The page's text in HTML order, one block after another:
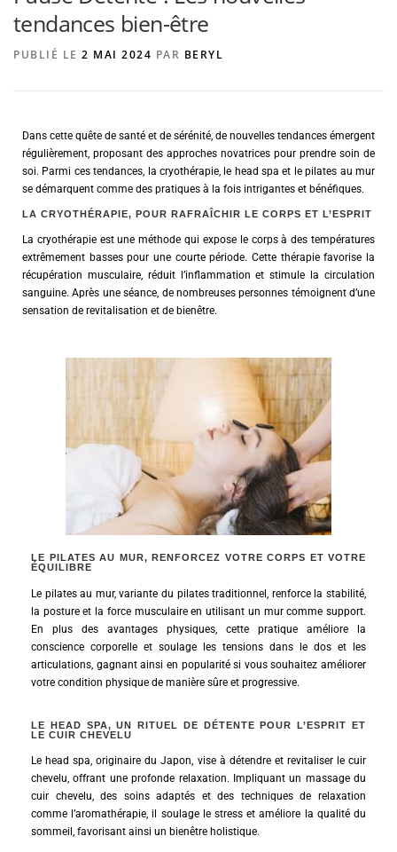
AGENCE DE PUBLICITÉ
tendances bien-être
PUBLIÉ LE 2 MAI 2024 PAR BERYL
Dans cette quête de santé et de sérénité, de nouvelles tendances émergent
régulièrement, proposant des approches novatrices pour prendre soin de
soi. Parmi ces tendances, la cryothérapie, le head spa et le pilates au mur
se démarquent comme des pratiques à la fois intrigantes et bénéfiques.
LA CRYOTHÉRAPIE, POUR RAFRAÎCHIR LE CORPS ET L’ESPRIT
La cryothérapie est une méthode qui expose le corps à des températures
extrêmement basses pour une courte période. Cette thérapie favorise la
récupération musculaire, réduit l’inflammation et stimule la circulation
sanguine. Après une séance, de nombreuses personnes témoignent d’une
sensation de revitalisation et de bienêtre.
LE PILATES AU MUR, RENFORCEZ VOTRE CORPS ET VOTRE
ÉQUILIBRE
Le pilates au mur, variante du pilates traditionnel, renforce la stabilité,
la posture et la force musculaire en utilisant un mur comme support.
En plus des avantages physiques, cette pratique améliore la
conscience corporelle et soulage les tensions dans le dos et les
articulations, gagnant ainsi en popularité si vous souhaitez améliorer
votre condition physique de manière sûre et progressive.
LE HEAD SPA, UN RITUEL DE DÉTENTE POUR L’ESPRIT ET
LE CUIR CHEVELU
Le head spa, originaire du Japon, vise à détendre et revitaliser le cuir
chevelu, offrant une profonde relaxation. Impliquant un massage du
cuir chevelu, des soins adaptés et des techniques de relaxation
comme l’aromathérapie, il soulage le stress et améliore la qualité du
sommeil, favorisant ainsi un bienêtre holistique.